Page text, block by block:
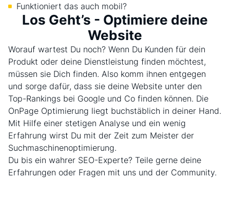
Funktioniert das auch mobil?
Los Geht’s - Optimiere deine
Website
Worauf wartest Du noch? Wenn Du Kunden für dein
Produkt oder deine Dienstleistung finden möchtest,
müssen sie Dich finden. Also komm ihnen entgegen
und sorge dafür, dass sie deine Website unter den
Top-Rankings bei Google und Co finden können. Die
OnPage Optimierung liegt buchstäblich in deiner Hand.
Mit Hilfe einer stetigen Analyse und ein wenig
Erfahrung wirst Du mit der Zeit zum Meister der
Suchmaschinenoptimierung.
Du bis ein wahrer SEO-Experte? Teile gerne deine
Erfahrungen oder Fragen mit uns und der Community.